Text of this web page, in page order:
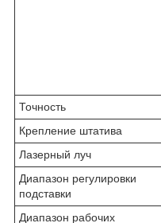
Точность
Крепление штатива
Лазерный луч
Диапазон регулировки
подставки
Диапазон рабочих